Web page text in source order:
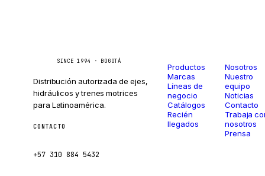
SINCE 1994 · BOGOTÁ
Distribución autorizada de ejes,
hidráulicos y trenes motrices
para Latinoamérica.
CONTACTO
+57 310 884 5432
Productos
Marcas
Líneas de
negocio
Catálogos
Recién
llegados
Nosotros
Nuestro
equipo
Noticias
Contacto
Trabaja
nosotros
Prensa